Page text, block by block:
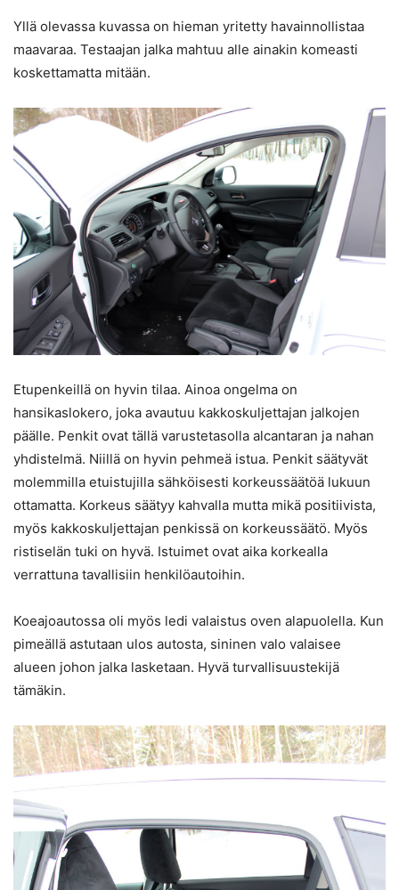
Yllä olevassa kuvassa on hieman yritetty havainnollistaa
maavaraa. Testaajan jalka mahtuu alle ainakin komeasti
koskettamatta mitään.
Etupenkeillä on hyvin tilaa. Ainoa ongelma on
hansikaslokero, joka avautuu kakkoskuljettajan jalkojen
päälle. Penkit ovat tällä varustetasolla alcantaran ja nahan
yhdistelmä. Niillä on hyvin pehmeä istua. Penkit säätyvät
molemmilla etuistujilla sähköisesti korkeussäätöä lukuun
ottamatta. Korkeus säätyy kahvalla mutta mikä positiivista,
myös kakkoskuljettajan penkissä on korkeussäätö. Myös
ristiselän tuki on hyvä. Istuimet ovat aika korkealla
verrattuna tavallisiin henkilöautoihin.
Koeajoautossa oli myös ledi valaistus oven alapuolella. Kun
pimeällä astutaan ulos autosta, sininen valo valaisee
alueen johon jalka lasketaan. Hyvä turvallisuustekijä
tämäkin.